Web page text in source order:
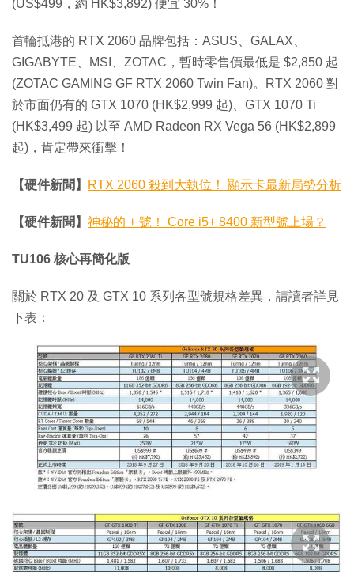
(US$499，約 HK$3,892) 便宜 30%！
首輪抵港的 RTX 2060 品牌包括：ASUS、GALAX、
GIGABYTE、MSI、ZOTAC，暫時零售價最低是 $2,850 起
(ZOTAC GAMING GF RTX 2060 Twin Fan)。RTX 2060 對
於市面仍有的 GTX 1070 (HK$2,999 起)、GTX 1070 Ti
(HK$3,499 起) 以至 AMD Radeon RX Vega 56 (HK$2,899
起)，肯定帶來衝擊！
【硬件新聞】 RTX 2060 殺到大執位！ 顯示卡最新局勢分析
【硬件新聞】 神秘的 + 號！ Core i5+ 8400 新型號上場？
TU106 核心再簡化版
關於 RTX 20 及 GTX 10 系列各型號規格差異，請讀者詳見
下表：